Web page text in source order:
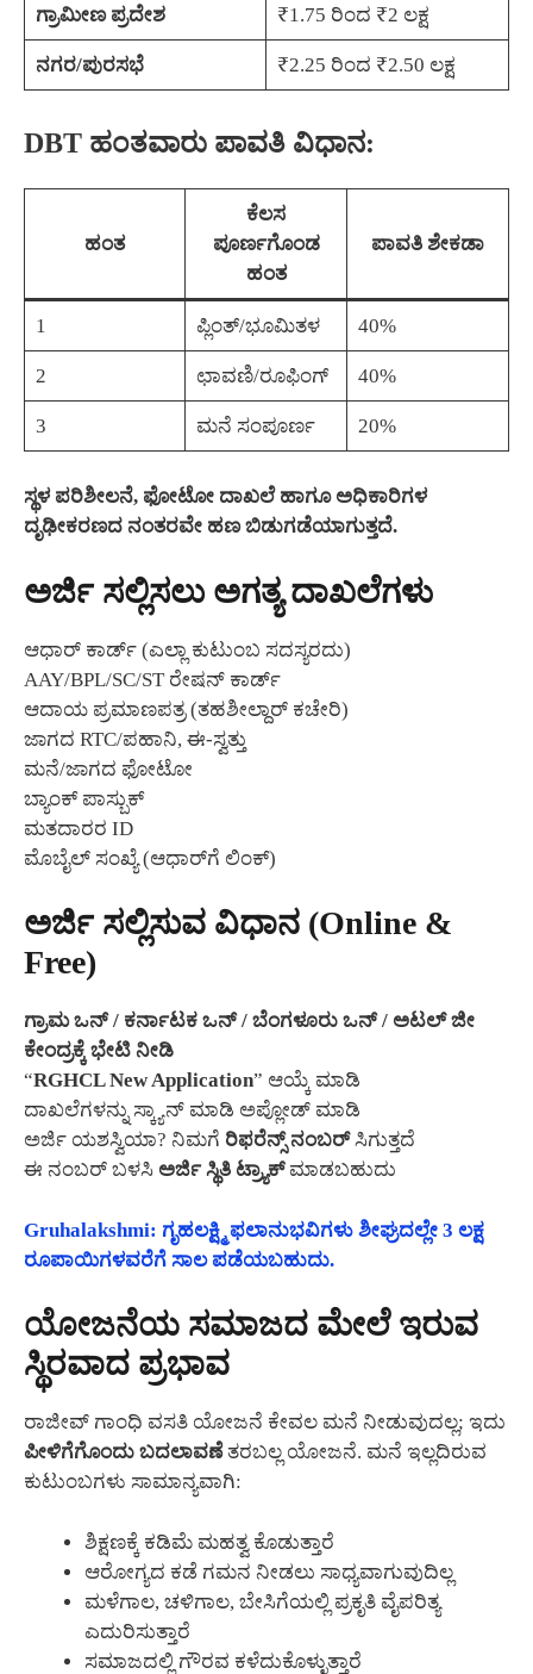
ಗ್ರಾಮೀಣ ಪ್ರದೇಶ ₹1.75 ರಿಂದ ₹2 ಲಕ್ಷ
ನಗರ/ಪುರಸಭೆ ₹2.25 ರಿಂದ ₹2.50 ಲಕ್ಷ
DBT ಹಂತವಾರು ಪಾವತಿ ವಿಧಾನ:
ಹಂತ
ಕೆಲಸ
ಪೂರ್ಣಗೊಂಡ
ಹಂತ
ಪಾವತಿ ಶೇಕಡಾ
1 ಪ್ಲಿಂತ್/ಭೂಮಿತಳ 40%
2 ಛಾವಣಿ/ರೂಫಿಂಗ್ 40%
3 ಮನೆ ಸಂಪೂರ್ಣ 20%
ಸ್ಥಳ ಪರಿಶೀಲನೆ, ಫೋಟೋ ದಾಖಲೆ ಹಾಗೂ ಅಧಿಕಾರಿಗಳ
ದೃಢೀಕರಣದ ನಂತರವೇ ಹಣ ಬಿಡುಗಡೆಯಾಗುತ್ತದೆ.
ಅರ್ಜಿ ಸಲ್ಲಿಸಲು ಅಗತ್ಯ ದಾಖಲೆಗಳು
ಆಧಾರ್ ಕಾರ್ಡ್ (ಎಲ್ಲಾ ಕುಟುಂಬ ಸದಸ್ಯರದು)
AAY/BPL/SC/ST ರೇಷನ್ ಕಾರ್ಡ್
ಆದಾಯ ಪ್ರಮಾಣಪತ್ರ (ತಹಶೀಲ್ದಾರ್ ಕಚೇರಿ)
ಜಾಗದ RTC/ಪಹಾನಿ, ಈ-ಸ್ವತ್ತು
ಮನೆ/ಜಾಗದ ಫೋಟೋ
ಬ್ಯಾಂಕ್ ಪಾಸ್ಬುಕ್
ಮತದಾರರ ID
ಮೊಬೈಲ್ ಸಂಖ್ಯೆ (ಆಧಾರ್‌ಗೆ ಲಿಂಕ್)
ಅರ್ಜಿ ಸಲ್ಲಿಸುವ ವಿಧಾನ (Online &
Free)
ಗ್ರಾಮ ಒನ್ / ಕರ್ನಾಟಕ ಒನ್ / ಬೆಂಗಳೂರು ಒನ್ / ಅಟಲ್ ಜೀ
ಕೇಂದ್ರಕ್ಕೆ ಭೇಟಿ ನೀಡಿ
“RGHCL New Application” ಆಯ್ಕೆ ಮಾಡಿ
ದಾಖಲೆಗಳನ್ನು ಸ್ಕ್ಯಾನ್ ಮಾಡಿ ಅಪ್ಲೋಡ್ ಮಾಡಿ
ಅರ್ಜಿ ಯಶಸ್ವಿಯಾ? ನಿಮಗೆ ರಿಫರೆನ್ಸ್ ನಂಬರ್ಸಿಗುತ್ತದೆ
ಈ ನಂಬರ್ ಬಳಸಿ ಅರ್ಜಿ ಸ್ಥಿತಿ ಟ್ರ್ಯಾಕ್ಮಾಡಬಹುದು
Gruhalakshmi: ಗೃಹಲಕ್ಷ್ಮಿ ಫಲಾನುಭವಿಗಳು ಶೀಘ್ರದಲ್ಲೇ 3 ಲಕ್ಷ
ರೂಪಾಯಿಗಳವರೆಗೆ ಸಾಲ ಪಡೆಯಬಹುದು.
ಯೋಜನೆಯ ಸಮಾಜದ ಮೇಲೆ ಇರುವ
ಸ್ಥಿರವಾದ ಪ್ರಭಾವ
ರಾಜೀವ್ ಗಾಂಧಿ ವಸತಿ ಯೋಜನೆ ಕೇವಲ ಮನೆ ನೀಡುವುದಲ್ಲ; ಇದು
ಪೀಳಿಗೆಗೊಂದು ಬದಲಾವಣೆತರಬಲ್ಲ ಯೋಜನೆ. ಮನೆ ಇಲ್ಲದಿರುವ
ಕುಟುಂಬಗಳು ಸಾಮಾನ್ಯವಾಗಿ:
ಶಿಕ್ಷಣಕ್ಕೆ ಕಡಿಮೆ ಮಹತ್ವ ಕೊಡುತ್ತಾರೆ
ಆರೋಗ್ಯದ ಕಡೆ ಗಮನ ನೀಡಲು ಸಾಧ್ಯವಾಗುವುದಿಲ್ಲ
ಮಳೆಗಾಲ, ಚಳಿಗಾಲ, ಬೇಸಿಗೆಯಲ್ಲಿ ಪ್ರಕೃತಿ ವೈಪರಿತ್ಯ
ಎದುರಿಸುತ್ತಾರೆ
ಸಮಾಜದಲ್ಲಿ ಗೌರವ ಕಳೆದುಕೊಳ್ಳುತ್ತಾರೆ